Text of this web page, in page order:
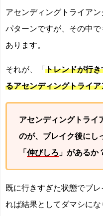
アセンディングトライア
パターンですが、その中
あります。
それが、「 トレンドが行
るアセンディングトライア
アセンディングトライ
のが、ブレイク後にし
「 伸びしろ 」があるか
既に行きすぎた状態でブ
れば結果としてダマシに